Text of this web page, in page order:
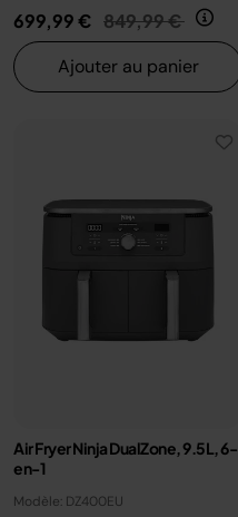
699,99 € Prix réduit de
849,99 € au
Ajouter au panier
Air Fryer Ninja DualZone, 9.5L, 6-
en-1
Modèle: DZ400EU